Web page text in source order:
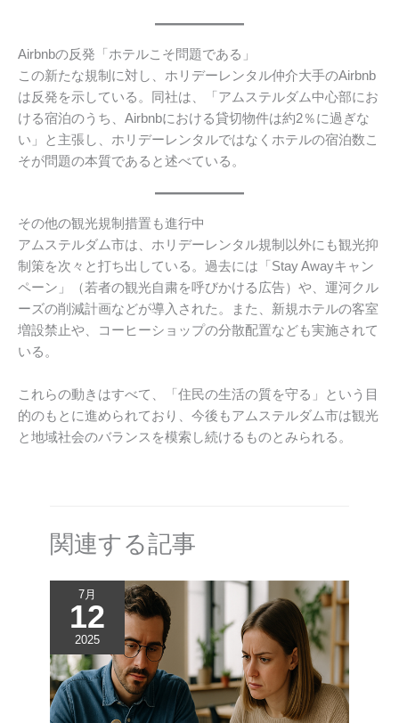
Airbnbの反発「ホテルこそ問題である」
この新たな規制に対し、ホリデーレンタル仲介大手のAirbnb
は反発を示している。同社は、「アムステルダム中心部にお
ける宿泊のうち、Airbnbにおける貸切物件は約2％に過ぎな
い」と主張し、ホリデーレンタルではなくホテルの宿泊数こ
そが問題の本質であると述べている。
その他の観光規制措置も進行中
アムステルダム市は、ホリデーレンタル規制以外にも観光抑
制策を次々と打ち出している。過去には「Stay Awayキャン
ペーン」（若者の観光自粛を呼びかける広告）や、運河クル
ーズの削減計画などが導入された。また、新規ホテルの客室
増設禁止や、コーヒーショップの分散配置なども実施されて
いる。
これらの動きはすべて、「住民の生活の質を守る」という目
的のもとに進められており、今後もアムステルダム市は観光
と地域社会のバランスを模索し続けるものとみられる。
関連する記事
7月
12
2025